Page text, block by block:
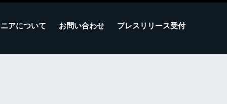
アについて お問い合わせ プレスリリース受付